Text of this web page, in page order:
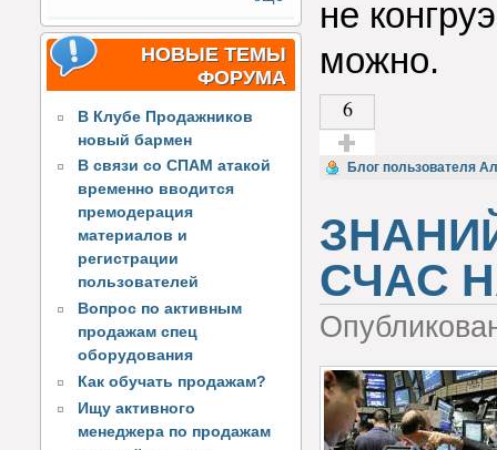
НОВЫЕ ТЕМЫ
ФОРУМА
В Клубе Продажников
новый бармен
В связи со СПАМ атакой
временно вводится
премодерация
материалов и
регистрации
пользователей
Вопрос по активным
продажам спец
оборудования
Как обучать продажам?
Ищу активного
менеджера по продажам
не
можно.
6
Голос за!
Блог пользователя
СЧАС